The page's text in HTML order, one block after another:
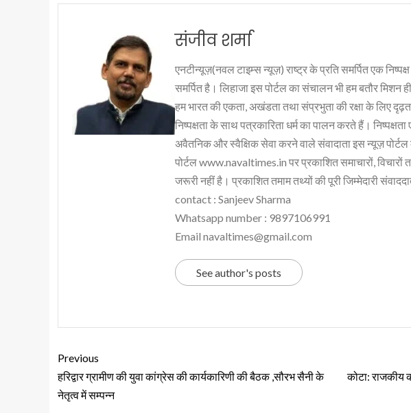
संजीव शर्मा
एनटीन्यूज़(नवल टाइम्स न्यूज़) राष्ट्र के प्रति समर्पित एक
समर्पित है। लिहाजा इस पोर्टल का संचालन भी हम बतौर मिशन
हम भारत की एकता, अखंडता तथा संप्रभुता की रक्षा के लिए
निष्पक्षता के साथ पत्रकारिता धर्म का पालन करते हैं। निष्पक्षता
अवैतनिक और स्वैक्षिक सेवा करने वाले संवादाता इस न्यूज़
पोर्टल www.navaltimes.in पर प्रकाशित समाचारों,
जरूरी नहीं है। प्रकाशित तमाम तथ्यों की पूरी जिम्मेदारी
contact : Sanjeev Sharma
Whatsapp number : 9897106991
Email navaltimes@gmail.com
See author's posts
Previous
हरिद्वार ग्रामीण की युवा कांग्रेस की कार्यकारिणी की बैठक ,सौरभ सैनी के
नेतृत्व में सम्पन्न
कोटा: राजकीय